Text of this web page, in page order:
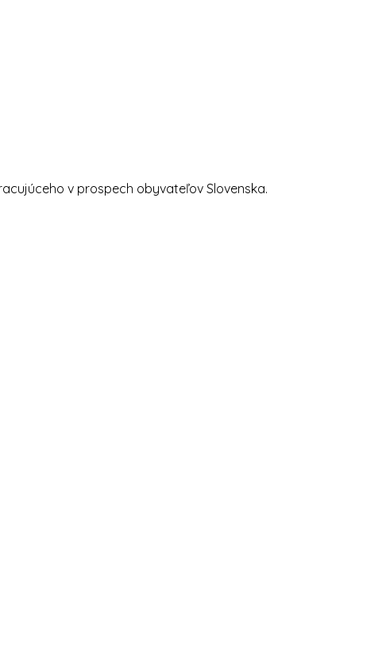
v prospech obyvateľov Slovenska.